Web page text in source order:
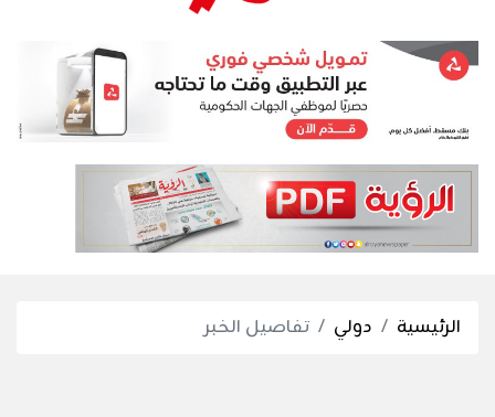
الرئيسية دولي تفاصيل الخبر